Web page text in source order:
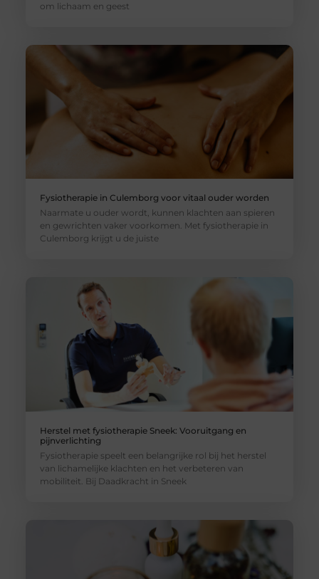
om lichaam en geest
Fysiotherapie in Culemborg voor vitaal ouder worden
Naarmate u ouder wordt, kunnen klachten aan spieren
en gewrichten vaker voorkomen. Met fysiotherapie in
Culemborg krijgt u de juiste
Herstel met fysiotherapie Sneek: Vooruitgang en
pijnverlichting
Fysiotherapie speelt een belangrijke rol bij het herstel
van lichamelijke klachten en het verbeteren van
mobiliteit. Bij Daadkracht in Sneek